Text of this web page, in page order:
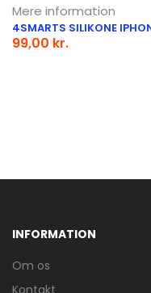
Mere information
4SMARTS SILIKONE
99,00 kr.
INFORMATION
Om os
Kontakt